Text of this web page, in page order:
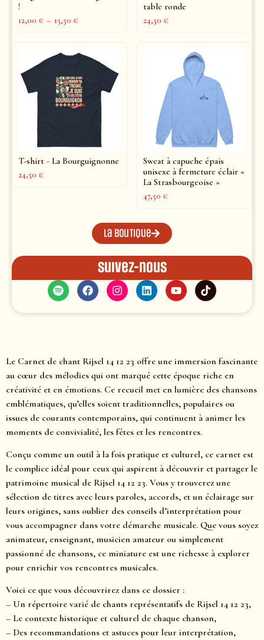
!
12,00 € – 15,50 €
table ronde
24,50 €
T-shirt - La Bourguignonne
24,50 €
Sweat à capuche épais
unisexe à fermeture éclair «
La Strasbourgeoise »
47,50 €
La boutique
Suivez-nous
Le Carnet de chant Rijsel 14 12 23 offre une immersion fascinante
au cœur des mélodies qui ont marqué cette époque riche en
créativité et en émotions. Ce recueil met en lumière des chansons
emblématiques, qu’elles soient traditionnelles, populaires ou
issues de courants contemporains, qui continuent à animer les
moments de convivialité, les fêtes et les rencontres.
Conçu comme un outil à la fois pratique et culturel, ce carnet est
le complice idéal pour ceux qui aspirent à découvrir et partager le
patrimoine musical de Rijsel 14 12 23. Vous y trouverez une
sélection de titres avec leurs paroles, accords, et un éclairage sur
leurs origines, sans oublier des conseils d’interprétation pour
vous accompagner dans votre démarche musicale. Que vous soyez
animateur, enseignant, musicien amateur ou simplement
passionné de chansons, ce miniature est une richesse à explorer
pour enrichir vos rencontres musicales.
Voici ce que vous découvrirez dans ce dossier :
– Un répertoire varié de chants représentatifs de Rijsel 14 12 23,
– Le contexte historique et culturel de chaque chanson,
– Des recommandations et astuces pour leur interprétation,